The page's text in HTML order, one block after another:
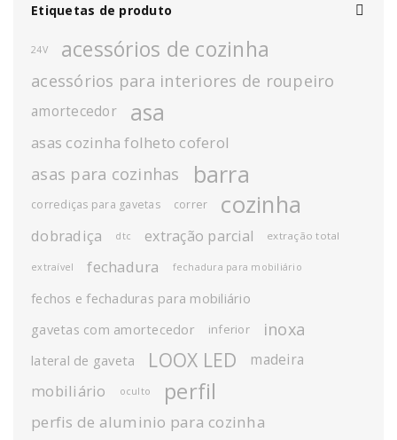
Etiquetas de produto
24V acessórios de cozinha
acessórios para interiores de roupeiro
amortecedor asa
asas cozinha folheto coferol
asas para cozinhas barra
corrediças para gavetas correr cozinha
dobradiça dtc extração parcial extração total
extraível fechadura fechadura para mobiliário
fechos e fechaduras para mobiliário
gavetas com amortecedor
inferior inoxa
lateral de gaveta LOOX LED madeira
mobiliário oculto perfil
perfis de aluminio para cozinha